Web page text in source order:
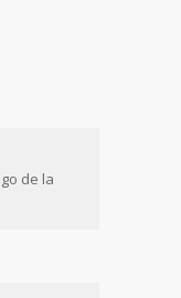
de la